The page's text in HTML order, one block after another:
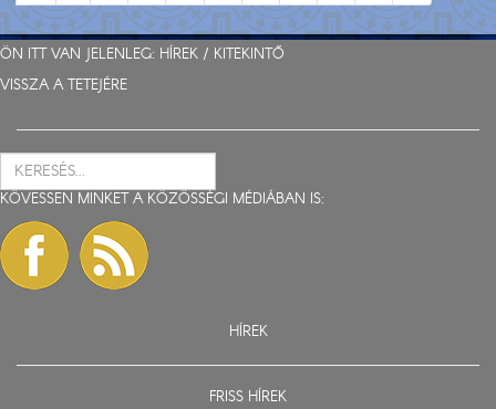
ÖN ITT VAN JELENLEG: HÍREK / KITEKINTŐ
VISSZA A TETEJÉRE
KÖVESSEN MINKET A KÖZÖSSÉGI MÉDIÁBAN IS:
HÍREK
FRISS HÍREK